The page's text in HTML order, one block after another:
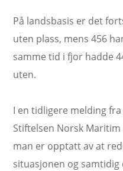
På landsbasis er det
uten plass, mens 456
samme tid i fjor hadde
uten.
I en tidligere melding
Stiftelsen Norsk
man er opptatt av at
situasjonen og